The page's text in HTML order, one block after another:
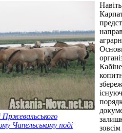
Пржевальського
Чапельському поді